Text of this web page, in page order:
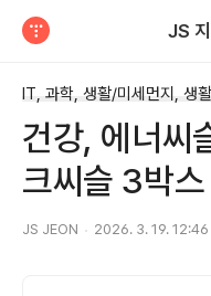
JS
IT, 과학, 생활/미세먼지, 생활
건강, 에너씨
크씨슬 3박스
JS JEON 2026. 3. 19. 12:46